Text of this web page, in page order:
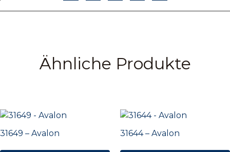
Ähnliche Produkte
31649 – Avalon 31644 – Avalon